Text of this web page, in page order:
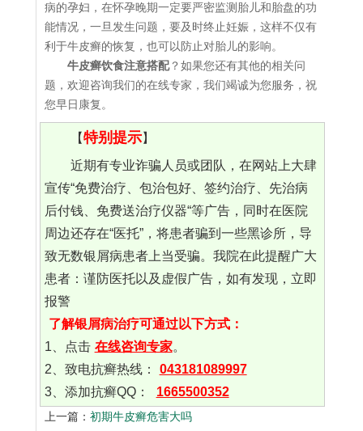
病的孕妇，在怀孕晚期一定要严密监测胎儿和胎盘的功
能情况，一旦发生问题，要及时终止妊娠，这样不仅有
利于牛皮癣的恢复，也可以防止对胎儿的影响。
牛皮癣饮食注意搭配？如果您还有其他的相关问
题，欢迎咨询我们的在线专家，我们竭诚为您服务，祝
您早日康复。
【特别提示】
近期有专业诈骗人员或团队，在网站上大肆
宣传“免费治疗、包治包好、签约治疗、先治病
后付钱、免费送治疗仪器“等广告，同时在医院
周边还存在“医托”，将患者骗到一些黑诊所，导
致无数银屑病患者上当受骗。我院在此提醒广大
患者：谨防医托以及虚假广告，如有发现，立即
报警
了解银屑病治疗可通过以下方式：
1、点击 在线咨询专家。
2、致电抗癣热线：
043181089997
3、添加抗癣QQ：
1665500352
上一篇： 初期牛皮癣危害大吗